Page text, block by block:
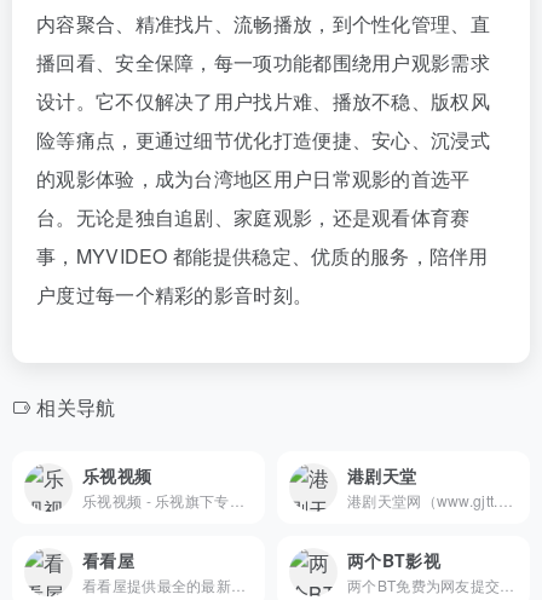
内容聚合、精准找片、流畅播放，到个性化管理、直
播回看、安全保障，每一项功能都围绕用户观影需求
设计。它不仅解决了用户找片难、播放不稳、版权风
险等痛点，更通过细节优化打造便捷、安心、沉浸式
的观影体验，成为台湾地区用户日常观影的首选平
台。无论是独自追剧、家庭观影，还是观看体育赛
事，MYVIDEO 都能提供稳定、优质的服务，陪伴用
户度过每一个精彩的影音时刻。
相关导航
乐视视频 港剧天堂
看看屋 两个BT影视